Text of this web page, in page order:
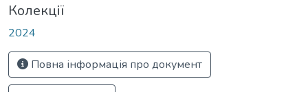
Колекції
2024
Повна інформація про документ